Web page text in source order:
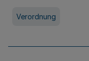
Verordnung